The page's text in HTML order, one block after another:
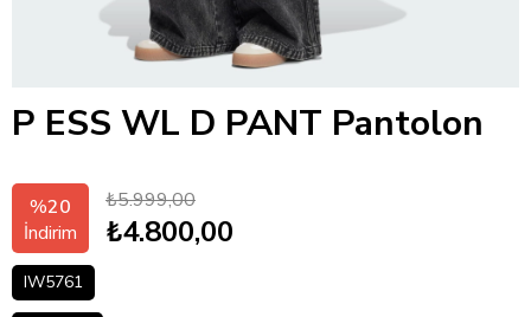
P ESS WL D PANT Pantolon
%20
İndirim
₺5.999,00
₺4.800,00
IW5761